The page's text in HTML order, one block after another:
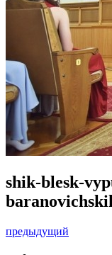
shik-blesk-
предыдущий